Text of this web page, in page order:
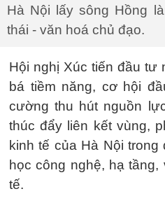
Hà Nội lấy sông Hồng
thái - văn hoá chủ đạo.
Hội nghị Xúc tiến đầu tư
bá tiềm năng, cơ hội
cường thu hút nguồn
thúc đẩy liên kết vùng,
kinh tế của Hà Nội
học công nghệ, hạ
tế.